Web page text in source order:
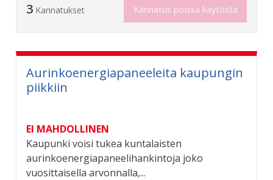
3 Kannatukset Kannatus poissa käytöstä
Aurinkoenergiapaneeleita kaupungin
piikkiin
EI MAHDOLLINEN
Kaupunki voisi tukea kuntalaisten
aurinkoenergiapaneelihankintoja joko
vuosittaisella arvonnalla,...